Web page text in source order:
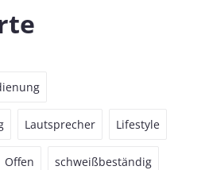
Lautsprecher Lifestyle
Offen schweißbeständig